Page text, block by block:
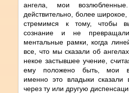
ангела, мои
действительно, более широкое,
стремимся к тому, чтобы
сознание и не
ментальные рамки, когда
все, что мы сказали об
некое застывшее учение,
ему положено быть, мои
именно это владыки сказали
через ту или другую